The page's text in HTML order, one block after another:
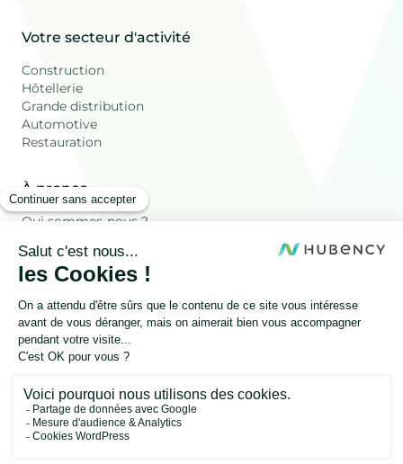
Votre secteur d'activité
Construction
Hôtellerie
Grande distribution
Automotive
Restauration
À propos
Qui sommes-nous ?
Ressources
Les déchets Valorisés
Blog
FAQ
Onesty